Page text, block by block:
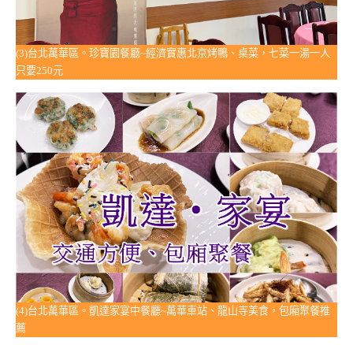
(3)台北萬華區。珍寶園餐廳~經濟實惠北京烤鴨、桌菜，七菜一湯一人
只要250元
(4)台北萬華區。凱達家宴中餐廳~萬華車站、龍山寺美食，包廂聚餐推
薦